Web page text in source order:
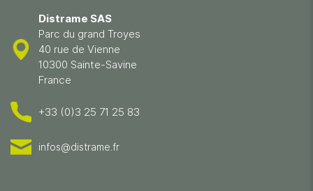
Distrame SAS
Parc du grand Troyes
40 rue de Vienne
10300 Sainte-Savine
France
+33 (0)3 25 71 25 83
infos@distrame.fr